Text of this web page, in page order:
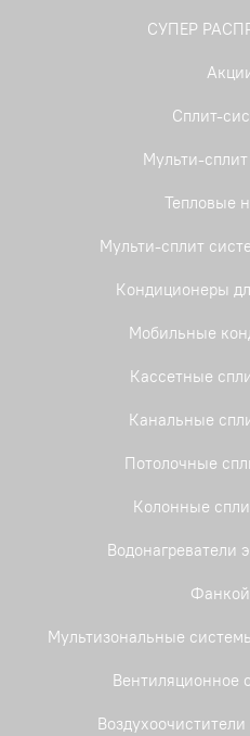
СУПЕР
Сплит-
Мульти-
Тепловые
Мульти-сплит
Кондиционеры
Мобильные
Кассетные
Канальные
Потолочные
Колонные
Водонагреватели
Мультизональные
Вентиляционное